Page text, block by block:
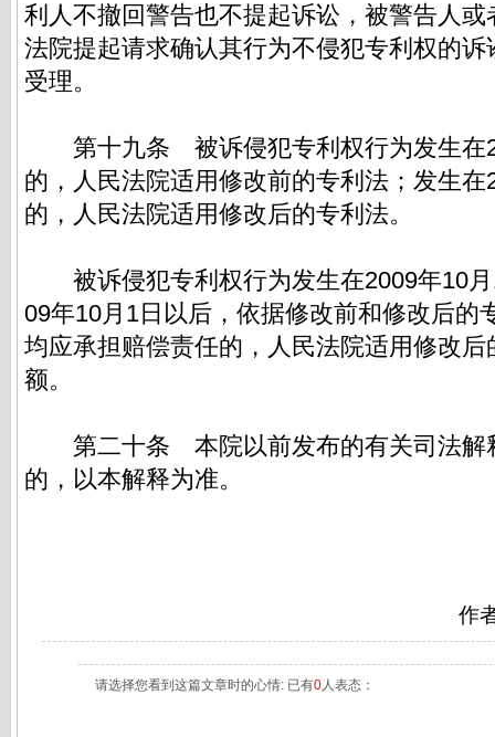
利人不撤回警告也不提起诉讼，被警告人
法院提起请求确认其行为不侵犯专利权的
受理。
第十九条 被诉侵犯专利权行为发生在
的，人民法院适用修改前的专利法；发生
的，人民法院适用修改后的专利法。
被诉侵犯专利权行为发生在2009年10月
09年10月1日以后，依据修改前和修改后的
均应承担赔偿责任的，人民法院适用修改
额。
第二十条 本院以前发布的有关司法解
的，以本解释为准。
作
请选择您看到这篇文章时的心情: 已有0人表态：